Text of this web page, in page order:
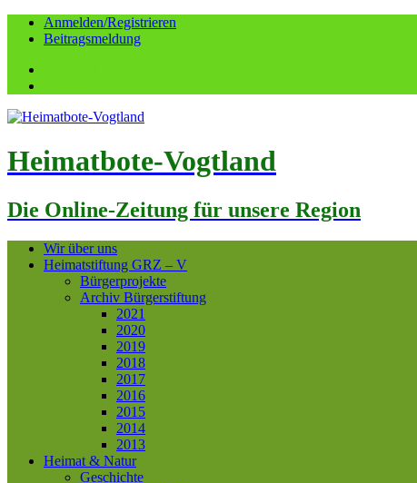
Anmelden/Registrieren
Beitragsmeldung
Heimatbote-Vogtland
Die Online-Zeitung für unsere Region
Wir über uns
Heimatstiftung GRZ – V
Bürgerprojekte
Archiv Bürgerstiftung
2021
2020
2019
2018
2017
2016
2015
2014
2013
Heimat & Natur
Geschichte